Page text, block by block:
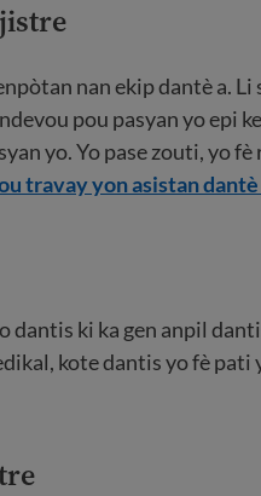
nan ekip dantè a.
pou pasyan yo epi
yo. Yo pase zouti, yo
travay yon asistan
ki ka gen anpil
kote dantis yo fè pati